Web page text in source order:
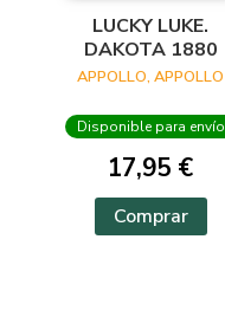
LUCKY LUKE.
DAKOTA 1880
APPOLLO, APPOLLO
Disponible para envío
17,95 €
Comprar